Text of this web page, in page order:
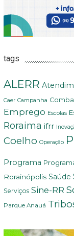
tags
ALERR
Caer Campanha
Emprego Escolas
Roraima ifrr
Coelho Operação
Programa
Rorainópolis Saúde
Serviços Sine-RR
Parque Anauá